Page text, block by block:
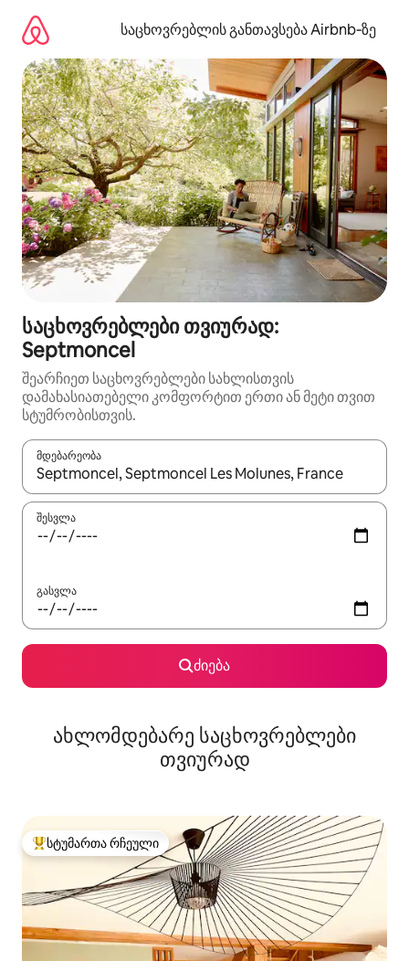
გადასვლა
საცხოვრებლის განთავსება Airbnb‑ზე
საცხოვრებლები თვიურად:
Septmoncel
შეარჩიეთ საცხოვრებლები სახლისთვის
დამახასიათებელი კომფორტით ერთი ან მეტი თვით
სტუმრობისთვის.
მდებარეობა
როცა შედეგები ხელმისაწვდომი გახდება, ნავიგაციისთვის
შესვლა
გასვლა
ძიება
ახლომდებარე საცხოვრებლები
თვიურად
სტუმართა რჩეული მოწინავე ვარიანტი
სტუმართა რჩეული